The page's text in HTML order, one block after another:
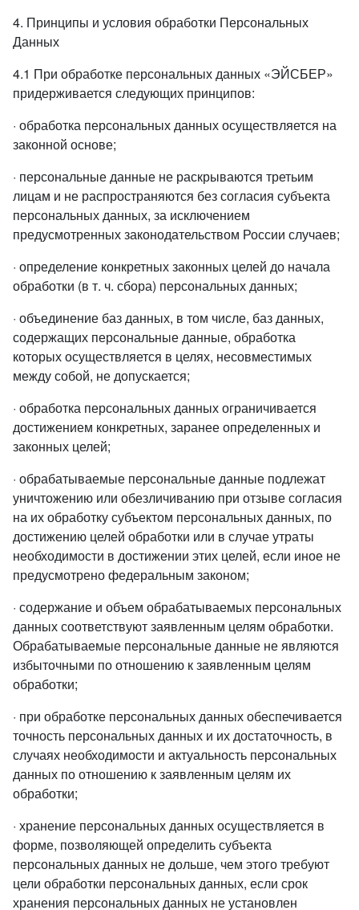
4. Принципы и условия обработки Персональных
Данных
4.1 При обработке персональных данных «ЭЙСБЕР»
придерживается следующих принципов:
· обработка персональных данных осуществляется на
законной основе;
· персональные данные не раскрываются третьим
лицам и не распространяются без согласия субъекта
персональных данных, за исключением
предусмотренных законодательством России случаев;
· определение конкретных законных целей до начала
обработки (в т. ч. сбора) персональных данных;
· объединение баз данных, в том числе, баз данных,
содержащих персональные данные, обработка
которых осуществляется в целях, несовместимых
между собой, не допускается;
· обработка персональных данных ограничивается
достижением конкретных, заранее определенных и
законных целей;
· обрабатываемые персональные данные подлежат
уничтожению или обезличиванию при отзыве согласия
на их обработку субъектом персональных данных, по
достижению целей обработки или в случае утраты
необходимости в достижении этих целей, если иное не
предусмотрено федеральным законом;
· содержание и объем обрабатываемых персональных
данных соответствуют заявленным целям обработки.
Обрабатываемые персональные данные не являются
избыточными по отношению к заявленным целям
обработки;
· при обработке персональных данных обеспечивается
точность персональных данных и их достаточность, в
случаях необходимости и актуальность персональных
данных по отношению к заявленным целям их
обработки;
· хранение персональных данных осуществляется в
форме, позволяющей определить субъекта
персональных данных не дольше, чем этого требуют
цели обработки персональных данных, если срок
хранения персональных данных не установлен